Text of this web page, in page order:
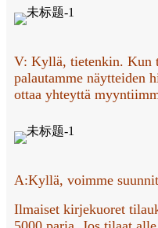
V: Kyllä, tietenkin. Kun
palautamme näytteiden
ottaa yhteyttä
A:Kyllä, voimme
Ilmaiset kirjekuoret